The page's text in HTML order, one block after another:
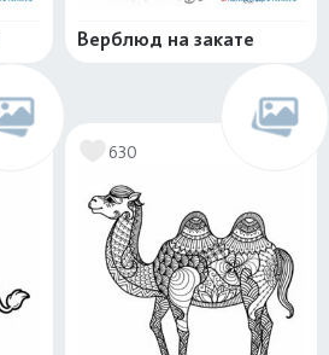
Верблюд на закате
630